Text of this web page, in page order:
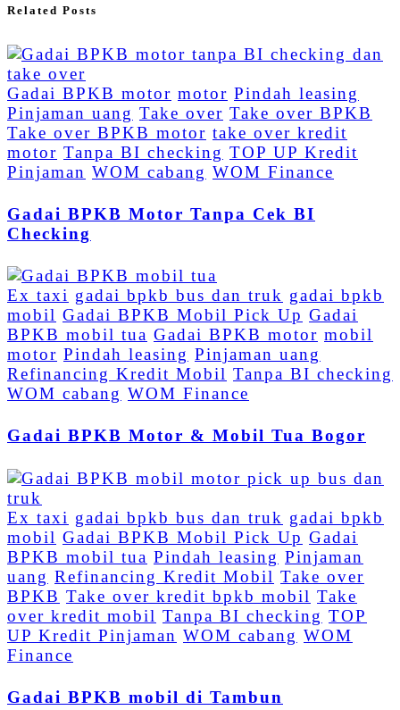
Related Posts
Gadai BPKB motor motor Pindah leasing
Pinjaman uang Take over Take over BPKB
Take over BPKB motor take over kredit
motor Tanpa BI checking TOP UP Kredit
Pinjaman WOM cabang WOM Finance
Gadai BPKB Motor Tanpa Cek BI
Checking
Ex taxi gadai bpkb bus dan truk gadai bpkb
mobil Gadai BPKB Mobil Pick Up Gadai
BPKB mobil tua Gadai BPKB motor mobil
motor Pindah leasing Pinjaman uang
Refinancing Kredit Mobil Tanpa BI checking
WOM cabang WOM Finance
Gadai BPKB Motor & Mobil Tua Bogor
Ex taxi gadai bpkb bus dan truk gadai bpkb
mobil Gadai BPKB Mobil Pick Up Gadai
BPKB mobil tua Pindah leasing Pinjaman
uang Refinancing Kredit Mobil Take over
BPKB Take over kredit bpkb mobil Take
over kredit mobil Tanpa BI checking TOP
UP Kredit Pinjaman WOM cabang WOM
Finance
Gadai BPKB mobil di Tambun